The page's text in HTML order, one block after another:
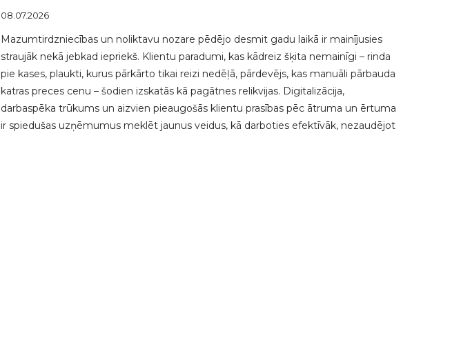
08.07.2026
Mazumtirdzniecības un noliktavu nozare pēdējo desmit gadu laikā ir mainījusies
straujāk nekā jebkad iepriekš. Klientu paradumi, kas kādreiz šķita nemainīgi – rinda
pie kases, plaukti, kurus pārkārto tikai reizi nedēļā, pārdevējs, kas manuāli pārbauda
katras preces cenu – šodien izskatās kā pagātnes relikvijas. Digitalizācija,
darbaspēka trūkums un aizvien pieaugošās klientu prasības pēc ātruma un ērtuma
ir spiedušas uzņēmumus meklēt jaunus veidus, kā darboties efektīvāk, nezaudējot